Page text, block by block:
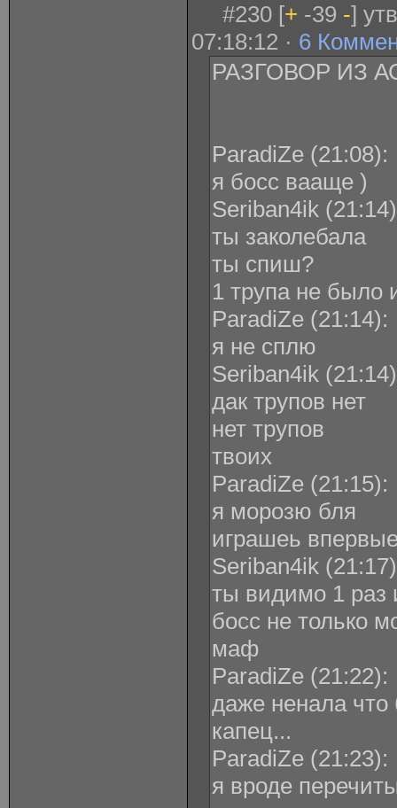
#230 [+ -39 -]
07:18:12 · 6
РАЗГОВОР ИЗ
ParadiZe ‎(21:08):
я босс вааще )
Seriban4ik
ты заколебала
ты спиш?
1 трупа не было
ParadiZe ‎(21:14):
я не сплю
Seriban4ik
дак трупов нет
нет трупов
твоих
ParadiZe ‎(21:15):
я морозю бля
играшеь
Seriban4ik
ты видимо 1 раз
босс не только
маф
ParadiZe ‎(21:22):
даже ненала что
капец...
ParadiZe ‎(21:23):
я вроде